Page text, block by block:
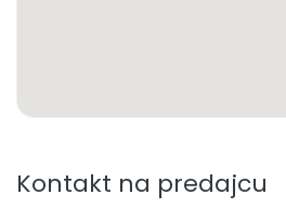
Kontakt na predajcu